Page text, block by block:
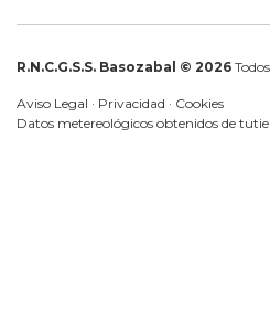
R.N.C.G.S.S. Basozabal © 2026
Aviso Legal · Privacidad · Cookies
Datos metereológicos obtenidos de